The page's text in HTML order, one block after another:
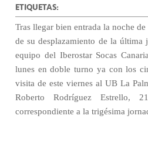
ETIQUETAS:
Tras llegar bien entrada la noche
de su desplazamiento de la
equipo del Iberostar Socas
lunes en doble turno ya con los
visita de este viernes al UB La
Roberto Rodríguez Estrello,
correspondiente a la trigésima